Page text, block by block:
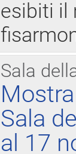
esibiti il
Sala
Sala
al 17